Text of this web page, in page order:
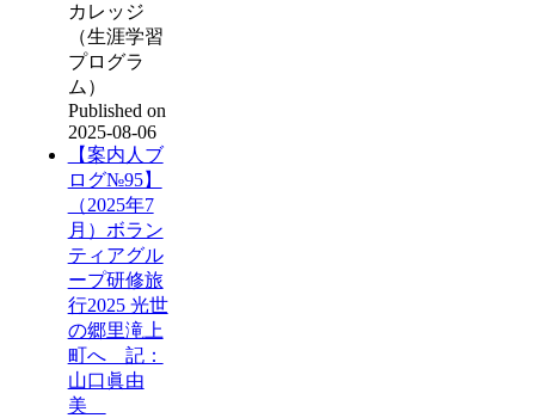
カレッジ
（生涯学習
プログラ
ム）
Published on
2025-08-06
【案内人ブ
ログ№95】
（2025年7
月）ボラン
ティアグル
ープ研修旅
行2025 光世
の郷里滝上
町へ 記：
山口眞由
美